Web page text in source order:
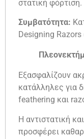
στατική φόρτιση.
Συμβατότητα:
Designing
Εξασφαλίζουν
κατάλληλες για
feathering και
Η αντιστατική
προσφέρει